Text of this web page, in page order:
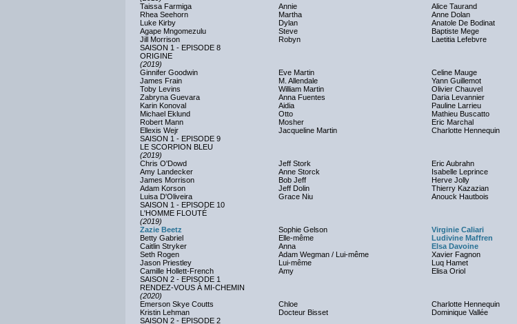
Taissa Farmiga
Annie
Alice Taurand
Rhea Seehorn
Martha
Anne Dolan
Luke Kirby
Dylan
Anatole De Bodinat
Agape Mngomezulu
Steve
Baptiste Mege
Jill Morrison
Robyn
Laetitia Lefebvre
SAISON 1 - EPISODE 8
ORIGINE
(2019)
Ginnifer Goodwin
Eve Martin
Celine Mauge
James Frain
M. Allendale
Yann Guillemot
Toby Levins
William Martin
Olivier Chauvel
Zabryna Guevara
Anna Fuentes
Daria Levannier
Karin Konoval
Aidia
Pauline Larrieu
Michael Eklund
Otto
Mathieu Buscatto
Robert Mann
Mosher
Eric Marchal
Ellexis Wejr
Jacqueline Martin
Charlotte Hennequin
SAISON 1 - EPISODE 9
LE SCORPION BLEU
(2019)
Chris O'Dowd
Jeff Stork
Eric Aubrahn
Amy Landecker
Anne Storck
Isabelle Leprince
James Morrison
Bob Jeff
Herve Jolly
Adam Korson
Jeff Dolin
Thierry Kazazian
Luisa D'Oliveira
Grace Niu
Anouck Hautbois
SAISON 1 - EPISODE 10
L'HOMME FLOUTÉ
(2019)
Zazie Beetz
Sophie Gelson
Virginie Caliari
Betty Gabriel
Elle-même
Ludivine Maffren
Caitlin Stryker
Anna
Elsa Davoine
Seth Rogen
Adam Wegman / Lui-même
Xavier Fagnon
Jason Priestley
Lui-même
Luq Hamet
Camille Hollett-French
Amy
Elisa Oriol
SAISON 2 - EPISODE 1
RENDEZ-VOUS À MI-CHEMIN
(2020)
Emerson Skye Coutts
Chloe
Charlotte Hennequin
Kristin Lehman
Docteur Bisset
Dominique Vallée
SAISON 2 - EPISODE 2